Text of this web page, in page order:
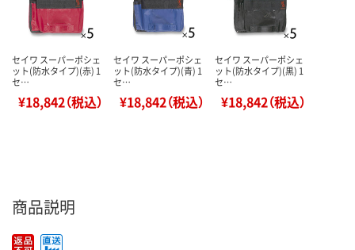
セイワ スーパーポシェ
ット(防水タイプ)(赤) 1
セ…
¥18,842（税込）
セイワ スーパーポシェ
ット(防水タイプ)(青) 1
セ…
¥18,842（税込）
セイワ スーパーポシェ
ット(防水タイプ)(黒) 1
セ…
¥18,842（税込）
商品説明